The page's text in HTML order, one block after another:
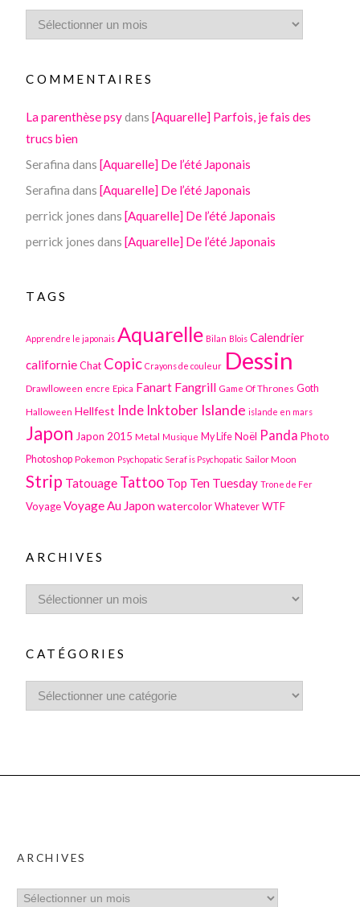
COMMENTAIRES
La parenthèse psydans[Aquarelle] Parfois, je fais des
trucs bien
Serafina dans[Aquarelle] De l’été Japonais
Serafina dans[Aquarelle] De l’été Japonais
perrick jones dans[Aquarelle] De l’été Japonais
perrick jones dans[Aquarelle] De l’été Japonais
TAGS
Apprendre le japonais Aquarelle Bilan Blois Calendrier
californie Chat Copic Crayons de couleur Dessin
Drawlloween encre Epica Fanart Fangrill Game Of Thrones Goth
Halloween Hellfest Inde Inktober Islande islande en mars
Japon Japon 2015 Metal Musique My Life Noël Panda Photo
Photoshop Pokemon Psychopatic Seraf is Psychopatic Sailor Moon
Strip Tatouage Tattoo Top Ten Tuesday Trone de Fer
Voyage Voyage Au Japon watercolor Whatever WTF
ARCHIVES
CATÉGORIES
ARCHIVES